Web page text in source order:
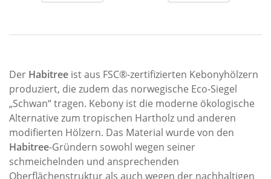
Der Habitree ist aus FSC®-zertifizierten Kebonyhölzern
produziert, die zudem das norwegische Eco-Siegel
„Schwan“ tragen. Kebony ist die moderne ökologische
Alternative zum tropischen Hartholz und anderen
modifierten Hölzern. Das Material wurde von den
Habitree-Gründern sowohl wegen seiner
schmeichelnden und ansprechenden
Oberflächenstruktur als auch wegen der nachhaltigen